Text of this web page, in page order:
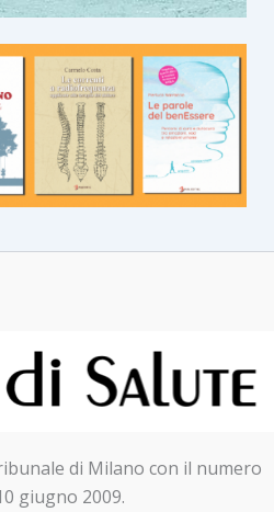
di Milano con il numero
giugno 2009.